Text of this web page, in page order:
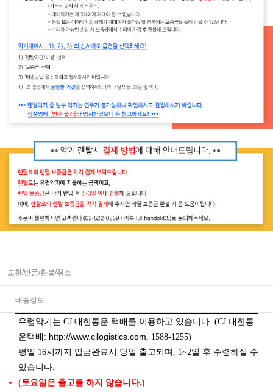
교환/반품/환불/취소
배송정보
유럽악기는 CJ 대한통운 택배를 이용하고 있습니다. (CJ 대한통
운택배: http://www.cjlogistics.com , 1588-1255)
평일 16시까지 입금완료시 당일 출고되며, 1~2일 후 수령하실 수
있습니다.
(토요일은 출고를 하지 않습니다.)